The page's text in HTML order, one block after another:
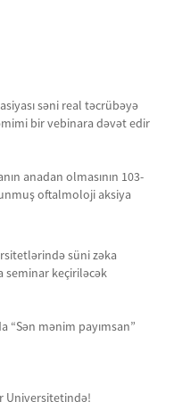
səni real təcrübəyə
bir vebinara dəvət edir
anadan olmasının 103-
oftalmoloji aksiya
süni zəka
keçiriləcək
“Sən mənim payımsan”
Universitetində!